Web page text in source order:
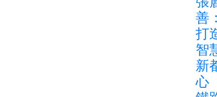
善
打
智
新
心